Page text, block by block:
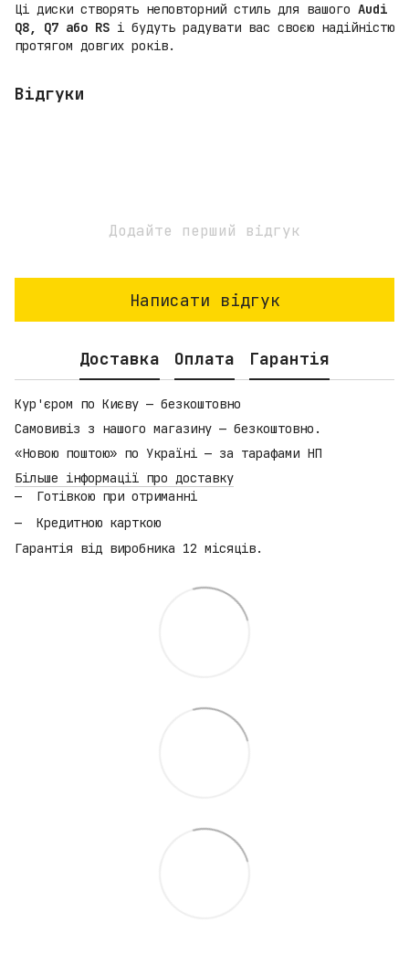
Ці диски створять неповторний стиль для вашого Audi
Q8, Q7 або RS і будуть радувати вас своєю надійністю
протягом довгих років.
Відгуки
Додайте перший відгук
Написати відгук
Доставка Оплата Гарантія
Кур'єром по Києву — безкоштовно
Самовивіз з нашого магазину — безкоштовно.
«Новою поштою» по Україні — за тарафами НП
Більше інформації про доставку
Готівкою при отриманні
Кредитною карткою
Гарантія від виробника 12 місяців.